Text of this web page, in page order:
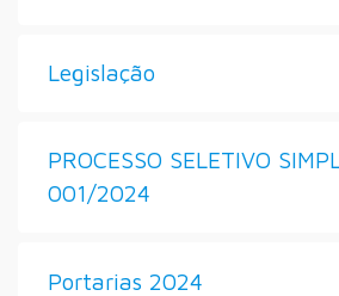
Legislação
PROCESSO SELETIVO
001/2024
Portarias 2024